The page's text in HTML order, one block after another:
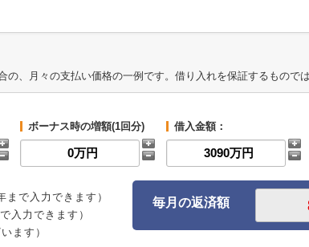
の、月々の支払い価格の一例です。借り入れを保証するもので
ボーナス時の増額(1回分) 借入金額：
まで入力できます）
入力できます）
ます）
毎月の返済額